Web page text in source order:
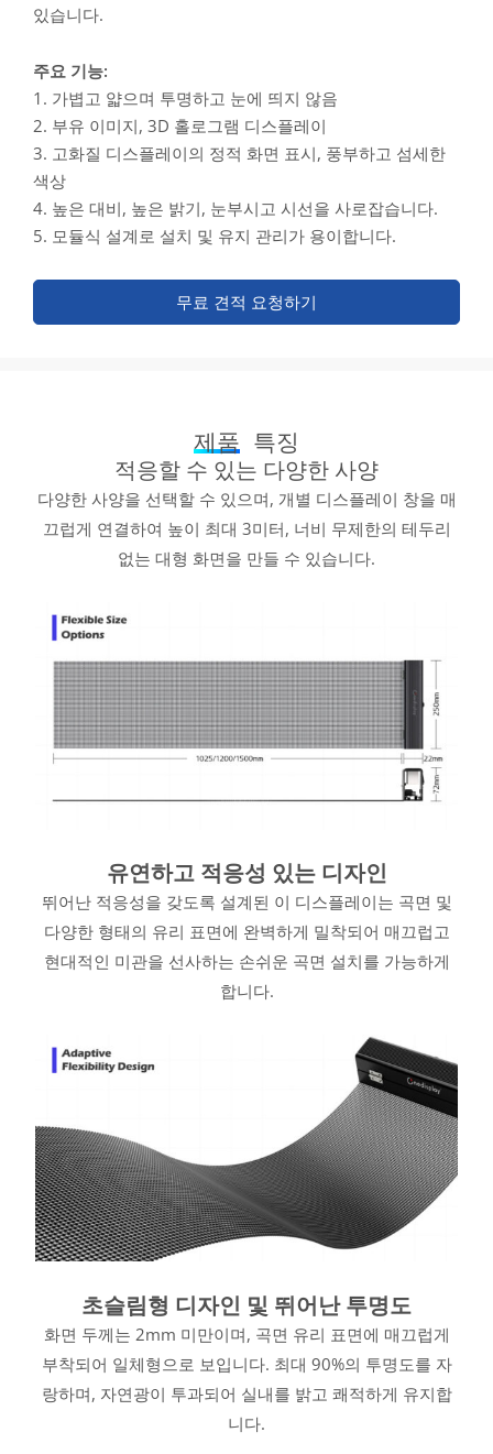
있습니다.
주요 기능:
1. 가볍고 얇으며 투명하고 눈에 띄지 않음
2. 부유 이미지, 3D 홀로그램 디스플레이
3. 고화질 디스플레이의 정적 화면 표시, 풍부하고 섬세한
색상
4. 높은 대비, 높은 밝기, 눈부시고 시선을 사로잡습니다.
5. 모듈식 설계로 설치 및 유지 관리가 용이합니다.
무료 견적 요청하기
제품 특징
적응할 수 있는 다양한 사양
다양한 사양을 선택할 수 있으며, 개별 디스플레이 창을 매
끄럽게 연결하여 높이 최대 3미터, 너비 무제한의 테두리
없는 대형 화면을 만들 수 있습니다.
유연하고 적응성 있는 디자인
뛰어난 적응성을 갖도록 설계된 이 디스플레이는 곡면 및
다양한 형태의 유리 표면에 완벽하게 밀착되어 매끄럽고
현대적인 미관을 선사하는 손쉬운 곡면 설치를 가능하게
합니다.
초슬림형 디자인 및 뛰어난 투명도
화면 두께는 2mm 미만이며, 곡면 유리 표면에 매끄럽게
부착되어 일체형으로 보입니다. 최대 90%의 투명도를 자
랑하며, 자연광이 투과되어 실내를 밝고 쾌적하게 유지합
니다.